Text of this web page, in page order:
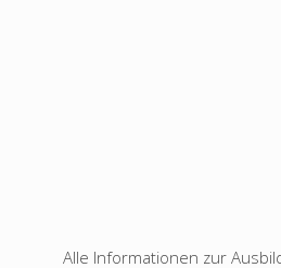
Alle Informationen zur